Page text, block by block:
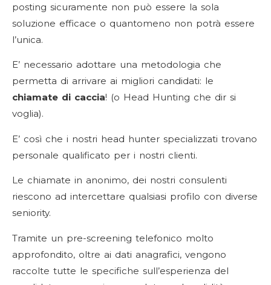
posting sicuramente non può essere la sola
soluzione efficace o quantomeno non potrà essere
l’unica.
E’ necessario adottare una metodologia che
permetta di arrivare ai migliori candidati: le
chiamate di caccia! (o Head Hunting che dir si
voglia).
E’ così che i nostri head hunter specializzati trovano
personale qualificato per i nostri clienti.
Le chiamate in anonimo, dei nostri consulenti
riescono ad intercettare qualsiasi profilo con diverse
seniority.
Tramite un pre-screening telefonico molto
approfondito, oltre ai dati anagrafici, vengono
raccolte tutte le specifiche sull’esperienza del